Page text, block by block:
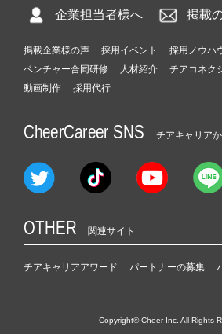
企業担当者様へ 掲載
掲載企業様の声 採用イベント 採用ノウハ
ベンチャー合同研修
人材紹介 チアコネク
動画制作
採用代行
CheerCareer SNS チアキャリア
OTHER 関連サイト
チアキャリアアワード パートナーの募集
Copyright© Cheer Inc. All Rights